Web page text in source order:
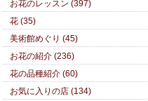
お花のレッスン (397)
花 (35)
美術館めぐり (45)
お花の紹介 (236)
花の品種紹介 (60)
お気に入りの店 (134)